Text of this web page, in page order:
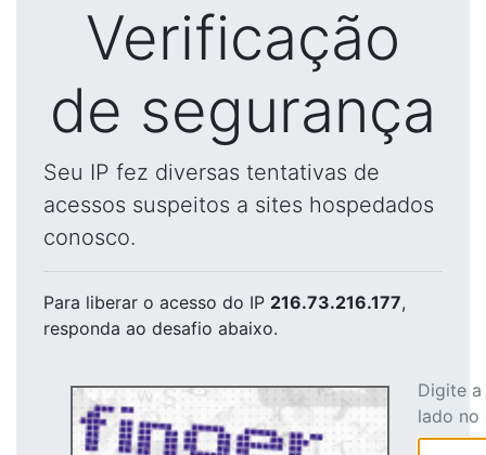
Verificação
de segurança
Seu IP fez diversas tentativas de
acessos suspeitos a sites hospedados
conosco.
Para liberar o acesso do IP 216.73.216.177,
responda ao desafio abaixo.
Digite
lado no